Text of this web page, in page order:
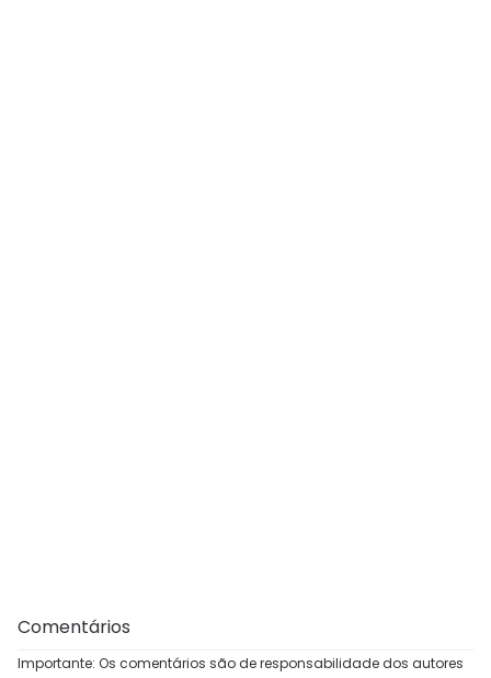
Comentários
Importante: Os comentários são de responsabilidade dos autores